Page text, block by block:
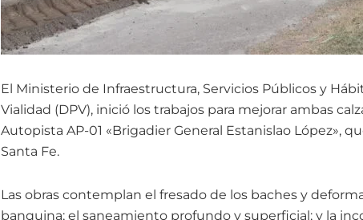
El Ministerio de Infraestructura, Servicios Públicos y
Vialidad (DPV), inició los trabajos para mejorar ambas
Autopista AP-01 «Brigadier General Estanislao López»,
Santa Fe.
Las obras contemplan el fresado de los baches y
banquina; el saneamiento profundo y superficial; y la